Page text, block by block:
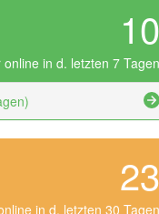
10
online in d. letzten 7 Tagen
23
in d. letzten 30 Tagen